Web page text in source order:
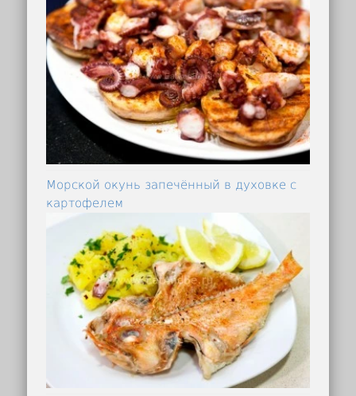
Морской окунь запечённый в духовке с
картофелем